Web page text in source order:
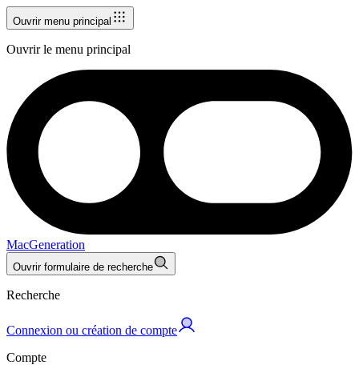
Ouvrir menu principal
Ouvrir le menu principal
MacGeneration
Ouvrir formulaire de recherche
Recherche
Connexion ou création de compte
Compte